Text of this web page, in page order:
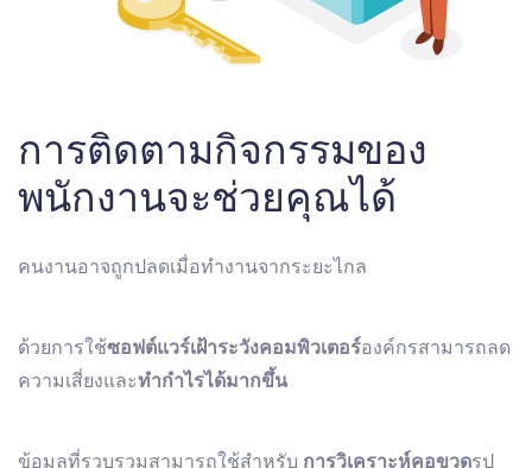
การติดตามกิจกรรมของ
พนักงานจะช่วยคุณได้
คนงานอาจถูกปลดเมื่อทํางานจากระยะไกล
ด้วยการใช้ซอฟต์แวร์เฝ้าระวังคอมพิวเตอร์องค์กรสามารถลด
ความเสี่ยงและทํากําไรได้มากขึ้น
ข้อมูลที่รวบรวมสามารถใช้สําหรับ การวิเคราะห์คอขวดรูป